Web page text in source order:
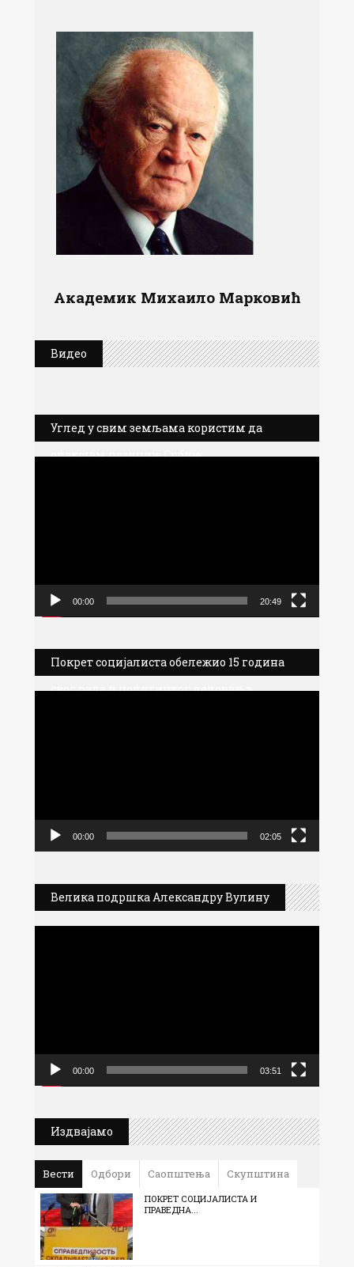
Академик Михаило Марковић
Видео
Углед у свим земљама користим да
олакшам позиције Србије
00:00 20:49
Покрет социјалиста обележио 15 година
свог рада и политичког деловања
00:00 02:05
Велика подршка Александру Вулину
00:00 03:51
Издвајамо
Вести Одбори Саопштења Скупштина
ПОКРЕТ СОЦИЈАЛИСТА И
ПРАВЕДНА...